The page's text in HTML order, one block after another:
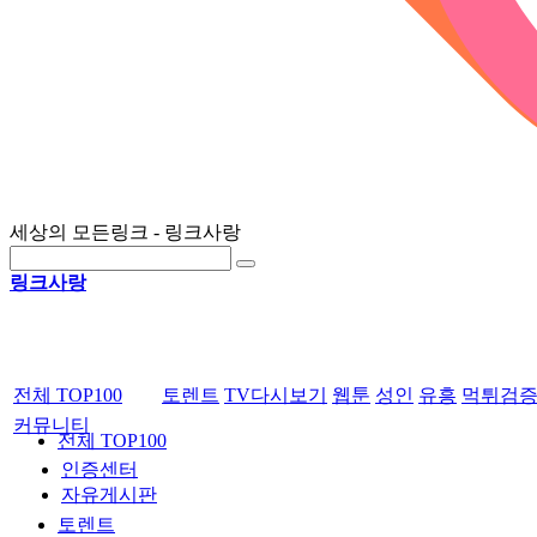
세상의 모든링크 - 링크사랑
링크사랑
전체 TOP100
토렌트
전체 TOP100 토렌트 TV다시보기 웹툰 성인 유흥 먹튀검증
커뮤니티
인증센터
자유게시판